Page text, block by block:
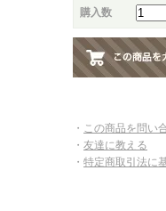
購入数
・ この商品を問い
・ 友達に教える
・ 特定商取引法に